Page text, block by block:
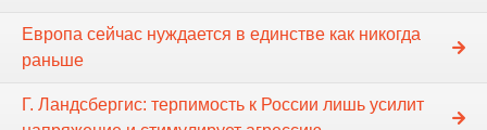
Европа сейчас нуждается в единстве как никогда
раньше
Г. Ландсбергис: терпимость к России лишь усилит